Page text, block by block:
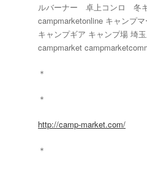
ルバーナー 卓上コンロ 冬キ
campmarketonline キャンプ
キャンプギア キャンプ場 埼
campmarket
＊
＊
http://camp-market.com/
＊